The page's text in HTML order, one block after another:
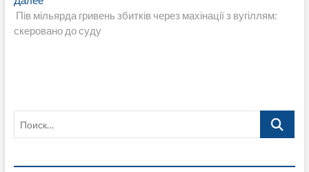
запись:
Пів мільярда гривень збитків через махінації з вугіллям:
скеровано до суду
Поиск…